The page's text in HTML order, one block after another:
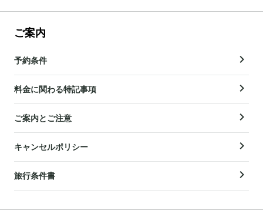
ご案内
予約条件
料金に関わる特記事項
ご案内とご注意
キャンセルポリシー
旅行条件書